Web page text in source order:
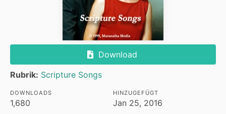
Download
Rubrik: Scripture Songs
DOWNLOADS
1,680
HINZUGEFÜGT
Jan 25, 2016